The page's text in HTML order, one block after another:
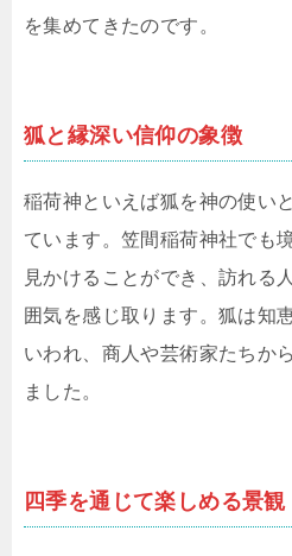
を集めてきたのです。
狐と縁深い信仰の象徴
稲荷神といえば狐を神の使い
ています。笠間稲荷神社でも
見かけることができ、訪れる
囲気を感じ取ります。狐は知
いわれ、商人や芸術家たちか
ました。
四季を通じて楽しめる景観